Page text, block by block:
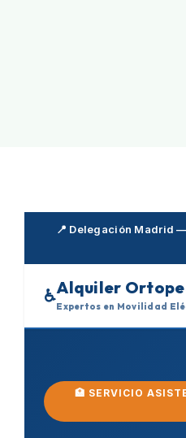
📍 Delegación Madrid
♿Alquiler
Expertos en Movilidad
🏥 SERVICIO